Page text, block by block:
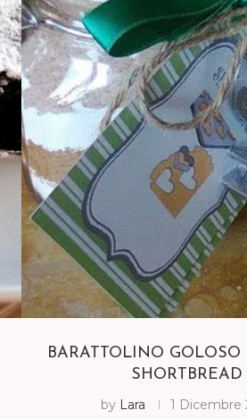
BARATTOLINO GOLOSO
SHORTBREAD
by Lara 1 Dicembre